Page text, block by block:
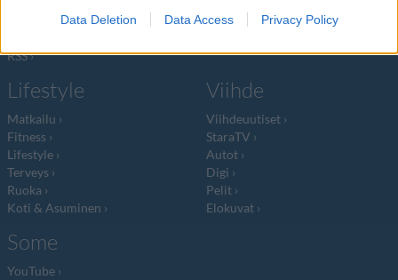
Data Deletion Data Access Privacy Policy
Mediatiedot
RSS
Päivän Lehti
Lifestyle
Matkailu
Fitness
Lifestyle
Terveys
Ruoka
Koti & Asuminen
Viihde
Viihdeuutiset
StaraTV
Autot
Digi
Pelit
Elokuvat
Some
YouTube